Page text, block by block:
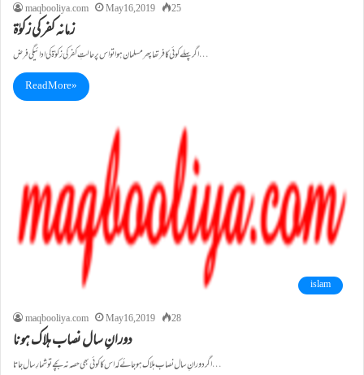
maqbooliya.com
May 16, 2019 25
زمانہ کفر کی زکوٰۃ
اگر پہلے کوئی کافر تھا پھر مسلمان ہواتو اس پر حا لتِ کفر کی زکوٰۃ کی ادائیگی فرض…
Read More »
islam
maqbooliya.com
May 16, 2019 28
دورانِ سال نصاب ہلاک ہونا
اگر دورانِ سال نصاب ہلاک ہوجائے کہ اس کا کوئی بھی حصہ نہ بچے تو شمارِ سال جاتا…